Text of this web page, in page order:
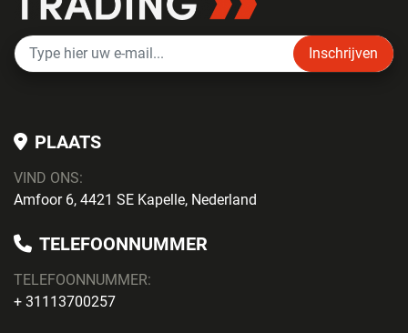
Inschrijven
PLAATS
VIND ONS:
Amfoor 6, 4421 SE Kapelle, Nederland
TELEFOONNUMMER
TELEFOONNUMMER:
+ 31113700257